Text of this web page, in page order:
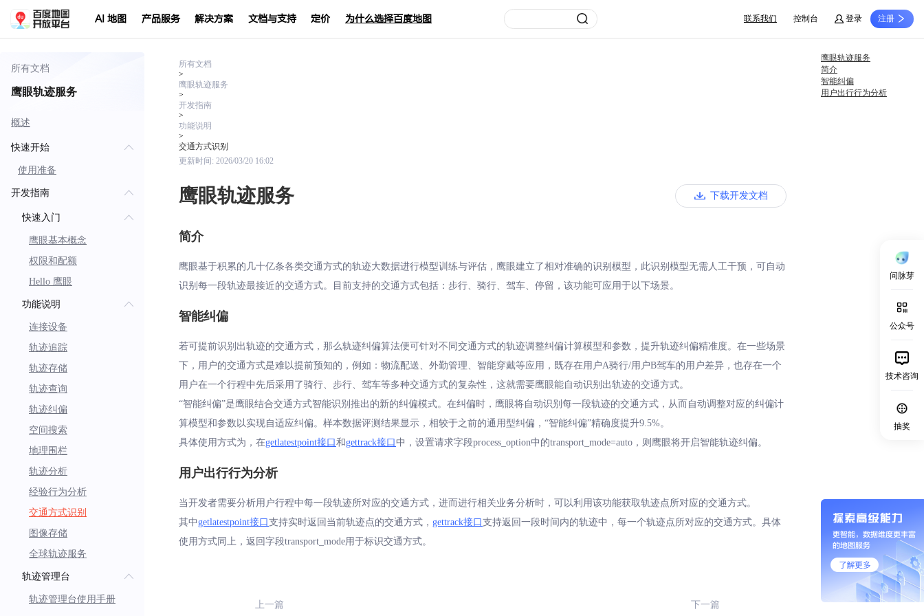
AI 地图 产品服务 解决方案 文档与支持 定价 为什么选择百度地图 联系我们 控制台 登录 注册
问脉芽
公众号
技术咨询
抽奖
所有文档
鹰眼轨迹服务
概述
快速开始
使用准备
开发指南
快速入门
鹰眼基本概念
权限和配额
Hello 鹰眼
功能说明
连接设备
轨迹追踪
轨迹存储
轨迹查询
轨迹纠偏
空间搜索
地理围栏
轨迹分析
经验行为分析
交通方式识别
图像存储
全球轨迹服务
轨迹管理台
轨迹管理台使用手册
所有文档
>
鹰眼轨迹服务
>
开发指南
>
功能说明
>
交通方式识别
更新时间: 2026/03/20 16:02
鹰眼轨迹服务 下载开发文档
简介
鹰眼基于积累的几十亿条各类交通方式的轨迹大数据进行模型训练与评估，鹰眼建立了相对准确的识别模型，此识别模型无需人工干预，可自动
识别每一段轨迹最接近的交通方式。目前支持的交通方式包括：步行、骑行、驾车、停留，该功能可应用于以下场景。
智能纠偏
若可提前识别出轨迹的交通方式，那么轨迹纠偏算法便可针对不同交通方式的轨迹调整纠偏计算模型和参数，提升轨迹纠偏精准度。在一些场景
下，用户的交通方式是难以提前预知的，例如：物流配送、外勤管理、智能穿戴等应用，既存在用户A骑行/用户B驾车的用户差异，也存在一个
用户在一个行程中先后采用了骑行、步行、驾车等多种交通方式的复杂性，这就需要鹰眼能自动识别出轨迹的交通方式。
“智能纠偏”是鹰眼结合交通方式智能识别推出的新的纠偏模式。在纠偏时，鹰眼将自动识别每一段轨迹的交通方式，从而自动调整对应的纠偏计
算模型和参数以实现自适应纠偏。样本数据评测结果显示，相较于之前的通用型纠偏，“智能纠偏”精确度提升9.5%。
具体使用方式为，在getlatestpoint接口和gettrack接口中，设置请求字段process_option中的transport_mode=auto，则鹰眼将开启智能轨迹纠偏。
用户出行行为分析
当开发者需要分析用户行程中每一段轨迹所对应的交通方式，进而进行相关业务分析时，可以利用该功能获取轨迹点所对应的交通方式。
其中getlatestpoint接口支持实时返回当前轨迹点的交通方式， gettrack接口支持返回一段时间内的轨迹中，每一个轨迹点所对应的交通方式。具体
使用方式同上，返回字段transport_mode用于标识交通方式。
上一篇 下一篇
鹰眼轨迹服务
简介
智能纠偏
用户出行行为分析